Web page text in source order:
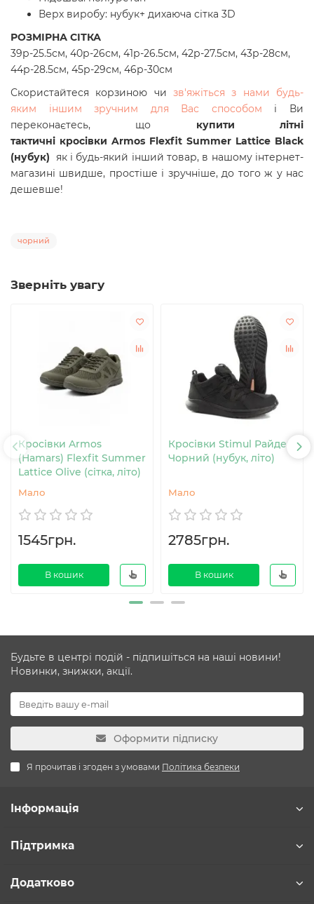
Верх виробу: нубук+ дихаюча сітка 3D
РОЗМІРНА СІТКА
39р-25.5см, 40р-26см, 41р-26.5см, 42р-27.5см, 43р-28см,
44р-28.5см, 45р-29см, 46р-30см
Скористайтеся корзиною чи зв'яжіться з нами будь-
яким іншим зручним для Вас способом і Ви
переконаєтесь, що купити літні
тактичні кросівки Armos Flexfit Summer Lattice Black
(нубук) як і будь-який інший товар, в нашому інтернет-
магазині швидше, простіше і зручніше, до того ж у нас
дешевше!
чорний
Зверніть увагу
Кросівки Armos
(Hamars) Flexfit Summer
Lattice Olive (сітка, літо)
Мало
1545грн.
В кошик
Кросівки Stimul Райдер
Чорний (нубук, літо)
Мало
2785грн.
В кошик
Будьте в центрі подій - підпишіться на наші новини!
Новинки, знижки, акції.
Оформити підписку
Я прочитав і згоден з умовами Політика безпеки
Інформація
Підтримка
Додатково